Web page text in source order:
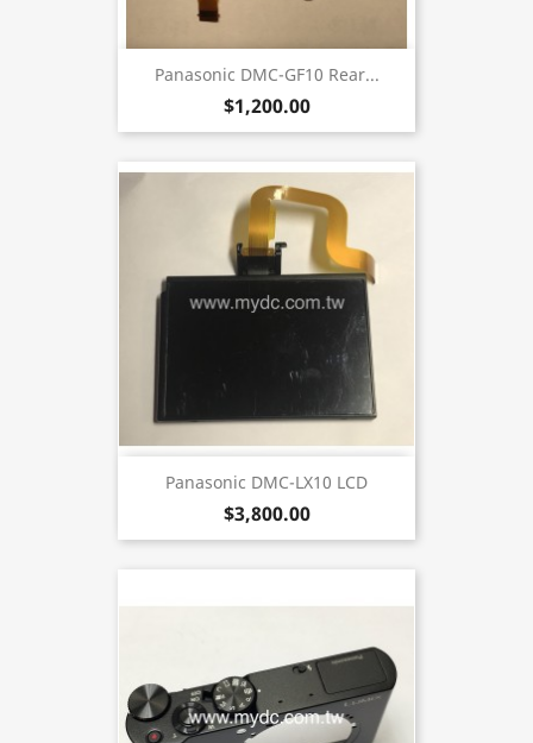
Panasonic DMC-GF10 Rear...
$1,200.00
Panasonic DMC-LX10 LCD
$3,800.00